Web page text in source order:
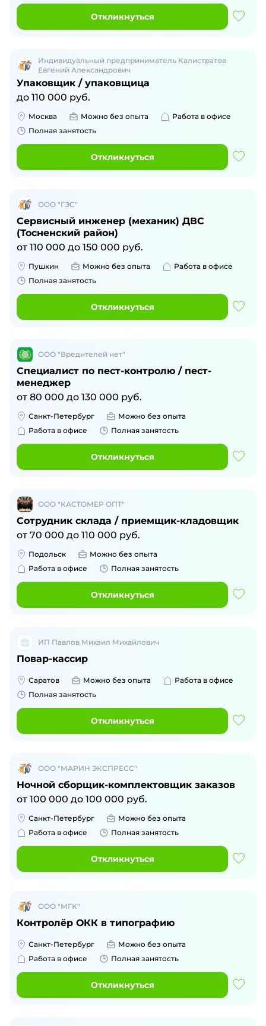
Откликнуться
Индивидуальный предприниматель Калистратов
Евгений Александрович
Упаковщик / упаковщица
до 110 000 руб.
Москва Можно без опыта
Работа в офисе
Полная занятость
Откликнуться
ООО "ГЭС"
Сервисный инженер (механик) ДВС
(Тосненский район)
от 110 000 до 150 000 руб.
Пушкин Можно без опыта
Работа в офисе
Полная занятость
Откликнуться
ООО "Вредителей нет"
Специалист по пест-контролю / пест-
менеджер
от 80 000 до 130 000 руб.
Санкт-Петербург
Можно без опыта
Работа в офисе
Полная занятость
Откликнуться
ООО "КАСТОМЕР ОПТ"
Сотрудник склада / приемщик-кладовщик
от 70 000 до 110 000 руб.
Подольск
Можно без опыта
Работа в офисе
Полная занятость
Откликнуться
ИП Павлов Михаил Михайлович
Повар-кассир
Саратов Можно без опыта
Работа в офисе
Полная занятость
Откликнуться
ООО "МАРИН ЭКСПРЕСС"
Ночной сборщик-комплектовщик заказов
от 100 000 до 100 000 руб.
Санкт-Петербург
Можно без опыта
Работа в офисе
Полная занятость
Откликнуться
ООО "МГК"
Контролёр ОКК в типографию
Санкт-Петербург
Можно без опыта
Работа в офисе
Полная занятость
Откликнуться